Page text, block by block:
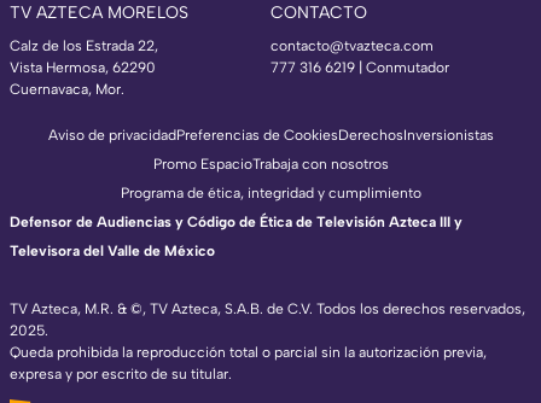
TV AZTECA MORELOS
Calz de los Estrada 22,
Vista Hermosa, 62290
Cuernavaca, Mor.
CONTACTO
contacto@tvazteca.com
777 316 6219 | Conmutador
TV Azteca, M.R. & ©, TV Azteca, S.A.B. de C.V. Todos los derechos reservados,
2025.
Queda prohibida la reproducción total o parcial sin la autorización previa,
expresa y por escrito de su titular.
Aviso de privacidadPreferencias de CookiesDerechosInversionistas
Promo EspacioTrabaja con nosotros
Programa de ética, integridad y cumplimiento
Defensor de Audiencias y Código de Ética de Televisión Azteca III y
Televisora del Valle de México